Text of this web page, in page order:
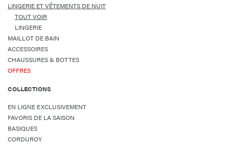
LINGERIE ET VÊTEMENTS DE NUIT
TOUT VOIR
LINGERIE
MAILLOT DE BAIN
ACCESSOIRES
CHAUSSURES & BOTTES
OFFRES
COLLECTIONS
EN LIGNE EXCLUSIVEMENT
FAVORIS DE LA SAISON
BASIQUES
CORDUROY